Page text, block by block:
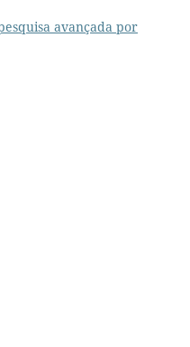
avançada por